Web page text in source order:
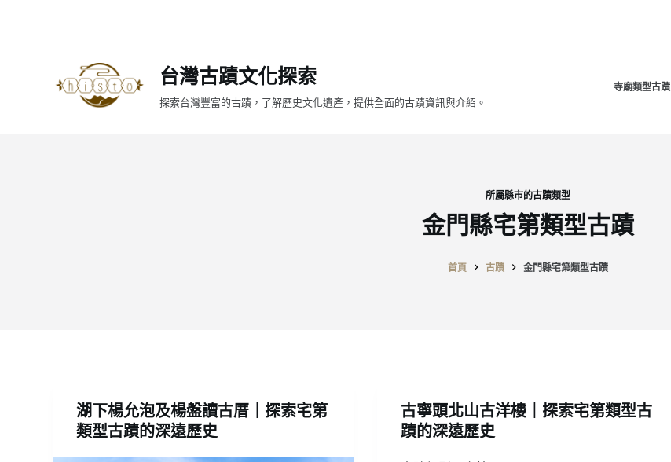
台灣古蹟文化探索
探索台灣豐富的古蹟，了解歷史文化遺產，提供全面的古蹟資訊與介紹。
寺廟類型古蹟
所屬縣市的古蹟類型
金門縣宅第類型古蹟
首頁 古蹟 金門縣宅第類型古蹟
湖下楊允泡及楊盤讀古厝｜探索宅第
類型古蹟的深遠歷史
古寧頭北山古洋樓｜探索宅第類型古
蹟的深遠歷史